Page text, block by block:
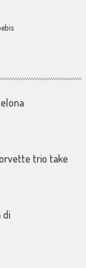
trio take
di